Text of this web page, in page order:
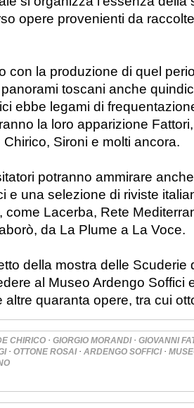
opere provenienti da
con la produzione di quel
toscani anche
ebbe legami di
la loro apparizione
Sironi e molti ancora.
potranno ammirare
e una selezione di riviste
come Lacerba, Rete
da La Plume a La Voce.
della mostra delle Scuderie
al Museo Ardengo Soffici
quaranta opere, tra cui
CHIRICO · GIORGIO MORANDI· GIOVANNI
· OTTONE ROSAI· ARDENGO SOFFICI·